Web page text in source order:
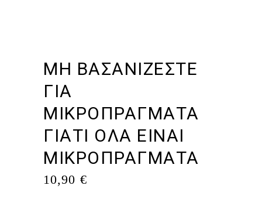
ΜΗ ΒΑΣΑΝΙΖΕΣΤΕ
ΓΙΑ
ΜΙΚΡΟΠΡΑΓΜΑΤΑ
ΓΙΑΤΙ ΟΛΑ ΕΙΝΑΙ
ΜΙΚΡΟΠΡΑΓΜΑΤΑ
10,90 €